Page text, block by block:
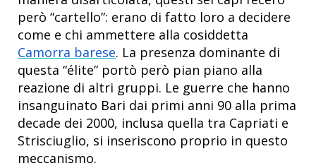
però “cartello”: erano di fatto loro a decidere
come e chi ammettere alla cosiddetta
Camorra barese. La presenza dominante di
questa “élite” portò però pian piano alla
reazione di altri gruppi. Le guerre che hanno
insanguinato Bari dai primi anni 90 alla prima
decade dei 2000, inclusa quella tra Capriati e
Strisciuglio, si inseriscono proprio in questo
meccanismo.